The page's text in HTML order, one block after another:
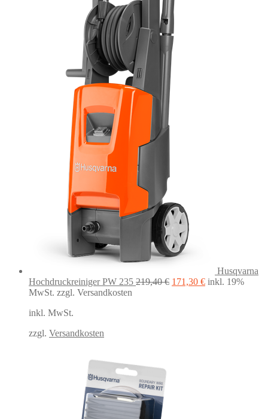
Husqvarna
Hochdruckreiniger PW 235 219,40€ Ursprünglicher
171,30 €Aktueller
inkl. 19%
MwSt. zzgl. Versandkosten
inkl. MwSt.
zzgl. Versandkosten